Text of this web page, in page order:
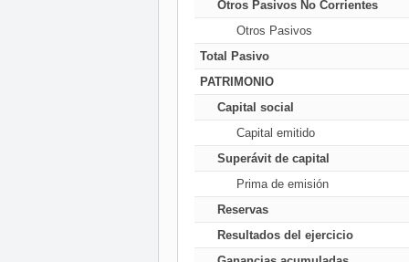
Otros Pasivos No Corrientes
Otros Pasivos
Total Pasivo
PATRIMONIO
Capital social
Capital emitido
Superávit de capital
Prima de emisión
Reservas
Resultados del ejercicio